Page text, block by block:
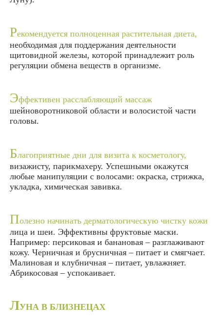
Рекомендуется полноценная растительная диета,
необходимая для поддержания деятельности
щитовидной железы, которой принадлежит роль
регуляции обмена веществ в организме.
Эффективен расслабляющий массаж
шейноворотниковой области и волосистой части
головы.
Благоприятные дни для визита к косметологу,
визажисту, парикмахеру. Успешными окажутся
любые манипуляции с волосами: окраска, стрижка,
укладка, химическая завивка.
Полезно начинать дерматологическую чистку кожи
лица и шеи. Эффективны фруктовые маски.
Например: персиковая и банановая – разглаживают
кожу. Черничная и брусничная – питает и смягчает.
Малиновая и клубничная – питает, увлажняет.
Абрикосовая – успокаивает.
ЛУНА В БЛИЗНЕЦАХ